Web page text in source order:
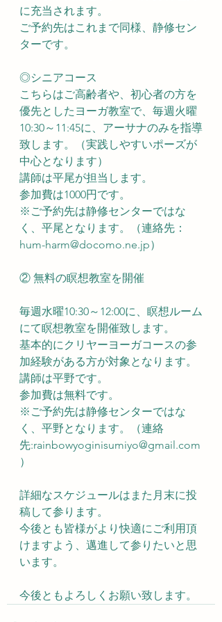
に充当されます。
ご予約先はこれまで同様、静修セン
ターです。
◎シニアコース
こちらはご高齢者や、初心者の方を
優先としたヨーガ教室で、毎週火曜
10:30～11:45に、アーサナのみを指導
致します。（実践しやすいポーズが
中心となります）
講師は平尾が担当します。
参加費は1000円です。
※ ご予約先は静修センターではな
く、平尾となります。（連絡先：
hum-harm@docomo.ne.jp）
② 無料の瞑想教室を開催
毎週水曜10:30～12:00に、瞑想ルーム
にて瞑想教室を開催致します。
基本的にクリヤーヨーガコースの参
加経験がある方が対象となります。
講師は平野です。
参加費は無料です。
※ご予約先は静修センターではな
く、平野となります。（連絡
先:rainbowyoginisumiyo@gmail.com
）
詳細なスケジュールはまた月末に投
稿して参ります。
今後とも皆様がより快適にご利用頂
けますよう、邁進して参りたいと思
います。
今後ともよろしくお願い致します。